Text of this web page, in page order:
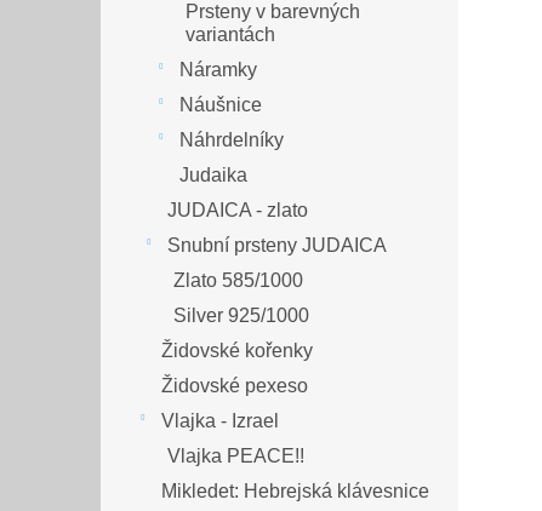
Prsteny v barevných
variantách
Náramky
Náušnice
Náhrdelníky
Judaika
JUDAICA - zlato
Snubní prsteny JUDAICA
Zlato 585/1000
Silver 925/1000
Židovské kořenky
Židovské pexeso
Vlajka - Izrael
Vlajka PEACE!!
Mikledet: Hebrejská klávesnice